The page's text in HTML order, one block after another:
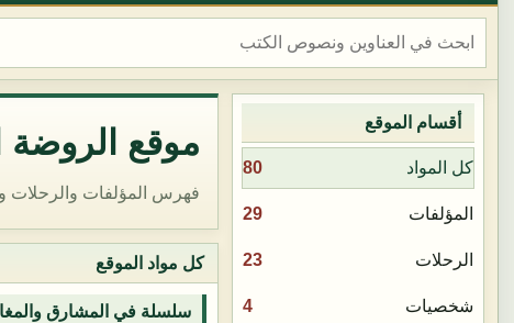
أقسام الموقع
كل المواد 80
المؤلفات 29
الرحلات 23
شخصيات 4
موقع الروضة
فهرس المؤلفات والرحلات
كل مواد الموقع
سلسلة في المشارق